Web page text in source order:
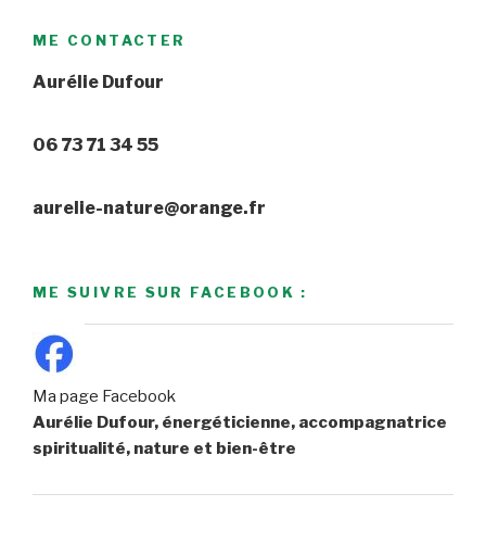
ME CONTACTER
Aurélie Dufour
06 73 71 34 55
aurelie-nature@orange.fr
ME SUIVRE SUR FACEBOOK :
Ma page Facebook
Aurélie Dufour, énergéticienne, accompagnatrice
spiritualité, nature et bien-être